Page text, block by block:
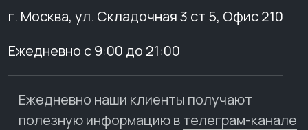
г. Москва, ул. Складочная 3 ст 5, Офис 210
Ежедневно с 9:00 до 21:00
Ежедневно наши клиенты получают
полезную информацию втелеграм-канале